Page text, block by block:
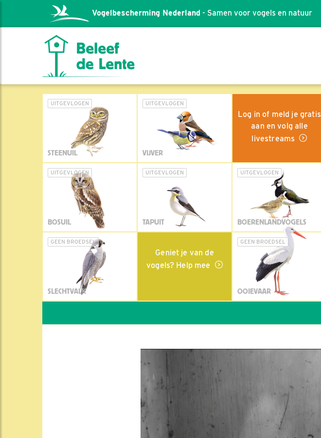
Vogelbescherming Nederland - Samen voor vogels en natuur
UITGEVLOGEN
STEENUIL
UITGEVLOGEN
VIJVER
Log in of meld je gratis
aan en volg alle
livestreams
UITGEVLOGEN
BOSUIL
UITGEVLOGEN
TAPUIT
UITGEVLOGEN
BOERENLANDVOGELS
GEEN BROEDSEL
SLECHTVALK
Geniet je van de
vogels? Help mee
GEEN BROEDSEL
OOIEVAAR